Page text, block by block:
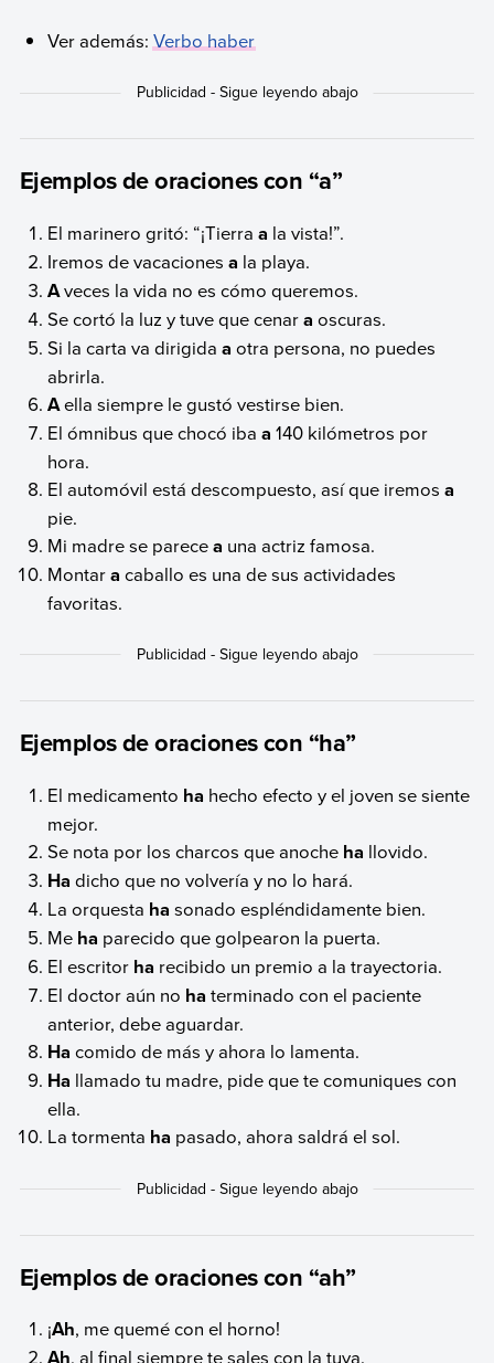
Ver además:Verbo haber
Ejemplos de oraciones con “a”
El marinero gritó: “¡Tierraa la vista!”.
Iremos de vacacionesa la playa.
Aveces la vida no es cómo queremos.
Se cortó la luz y tuve que cenara oscuras.
Si la carta va dirigidaa otra persona, no puedes
abrirla.
Aella siempre le gustó vestirse bien.
El ómnibus que chocó ibaa 140 kilómetros por
hora.
El automóvil está descompuesto, así que iremosa
pie.
Mi madre se parecea una actriz famosa.
Montara caballo es una de sus actividades
favoritas.
Ejemplos de oraciones con “ha”
El medicamento ha hecho efecto y el joven se siente
mejor.
Se nota por los charcos que anoche ha llovido.
Ha dicho que no volvería y no lo hará.
La orquesta ha sonado espléndidamente bien.
Me ha parecido que golpearon la puerta.
El escritor ha recibido un premio a la trayectoria.
El doctor aún no ha terminado con el paciente
anterior, debe aguardar.
Ha comido de más y ahora lo lamenta.
Ha llamado tu madre, pide que te comuniques con
ella.
La tormenta ha pasado, ahora saldrá el sol.
Ejemplos de oraciones con “ah”
¡Ah, me quemé con el horno!
, al final siempre te sales con la tuya.